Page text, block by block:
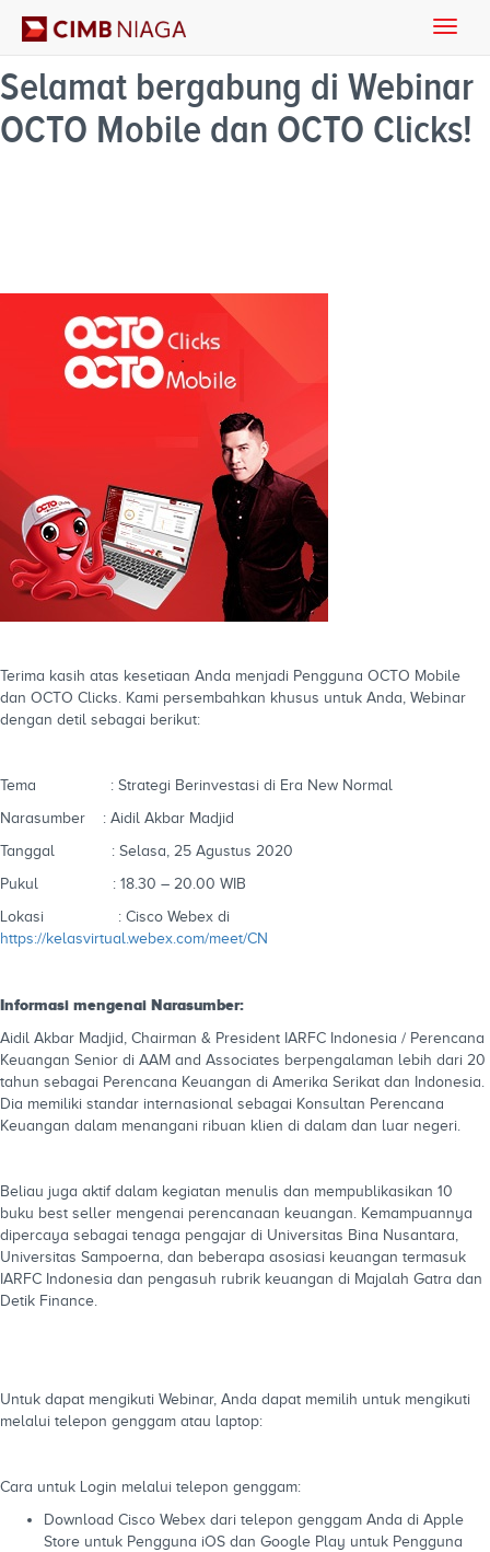
Toggle
Selamat bergabung di Webinar
OCTO Mobile dan OCTO Clicks!
Terima kasih atas kesetiaan Anda menjadi Pengguna OCTO Mobile
dan OCTO Clicks. Kami persembahkan khusus untuk Anda, Webinar
dengan detil sebagai berikut:
Tema : Strategi Berinvestasi di Era New Normal
Narasumber : Aidil Akbar Madjid
Tanggal : Selasa, 25 Agustus 2020
Pukul : 18.30 – 20.00 WIB
Lokasi : Cisco Webex di
https://kelasvirtual.webex.com/meet/CN
Informasi mengenai Narasumber:
Aidil Akbar Madjid, Chairman & President IARFC Indonesia / Perencana
Keuangan Senior di AAM and Associates berpengalaman lebih dari 20
tahun sebagai Perencana Keuangan di Amerika Serikat dan Indonesia.
Dia memiliki standar internasional sebagai Konsultan Perencana
Keuangan dalam menangani ribuan klien di dalam dan luar negeri.
Beliau juga aktif dalam kegiatan menulis dan mempublikasikan 10
buku best seller mengenai perencanaan keuangan. Kemampuannya
dipercaya sebagai tenaga pengajar di Universitas Bina Nusantara,
Universitas Sampoerna, dan beberapa asosiasi keuangan termasuk
IARFC Indonesia dan pengasuh rubrik keuangan di Majalah Gatra dan
Detik Finance.
Untuk dapat mengikuti Webinar, Anda dapat memilih untuk mengikuti
melalui telepon genggam atau laptop:
Cara untuk Login melalui telepon genggam:
Download Cisco Webex dari telepon genggam Anda di Apple
Store untuk Pengguna iOS dan Google Play untuk Pengguna